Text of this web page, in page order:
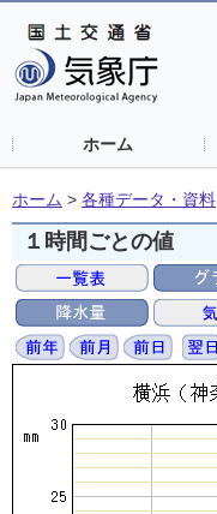
ホーム
ホーム > 各種データ・資料
１時間ごとの値